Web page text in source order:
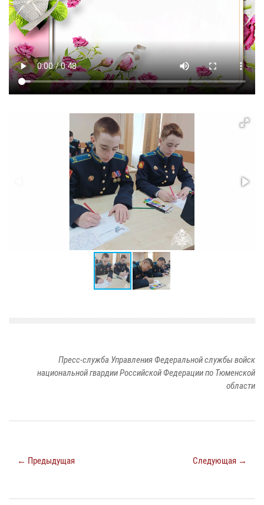
Пресс-служба Управления Федеральной службы войск
национальной гвардии Российской Федерации по Тюменской
области
← Предыдущая Следующая →